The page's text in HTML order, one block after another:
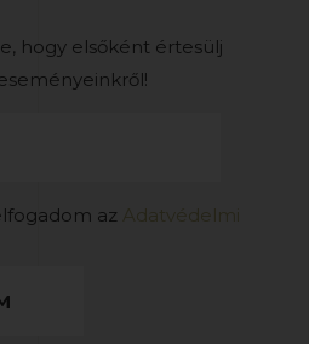
hogy elsőként értesülj
az Adatvédelmi